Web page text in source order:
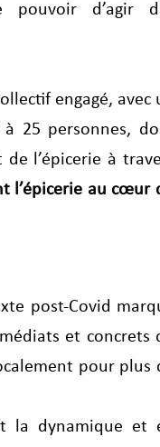
d’agir
engagé, avec
25 personnes,
l’épicerie à
l’épicerie au cœur
post-Covid
et concrets
pour plus
la dynamique et